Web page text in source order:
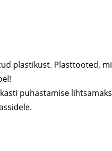
plastikust. Plasttooted,
puhastamise